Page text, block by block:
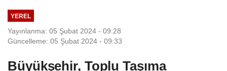
YEREL
Yayınlanma: 05 Şubat 2024 - 09:28
Güncelleme: 05 Şubat 2024 - 09:33
Büyükşehir, Toplu Taşıma